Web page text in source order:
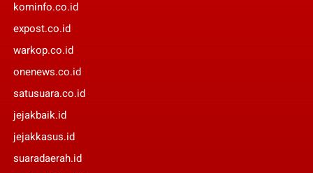
kominfo.co.id
expost.co.id
warkop.co.id
onenews.co.id
satusuara.co.id
jejakbaik.id
jejakkasus.id
suaradaerah.id